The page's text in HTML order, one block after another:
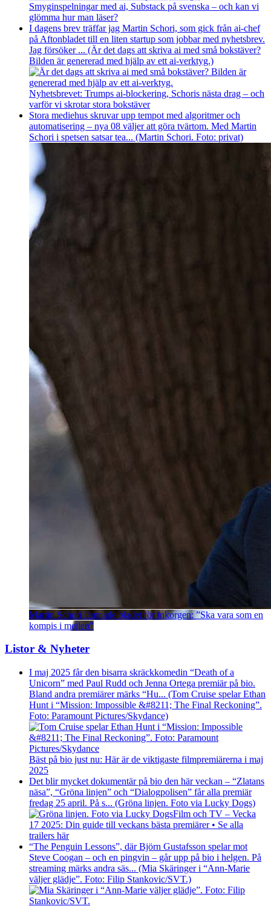
Smyginspelningar med ai, Substack på svenska – och kan vi
glömma hur man läser?
I dagens brev träffar jag Martin Schori, som gick från ai-chef
på Aftonbladet till en liten startup som jobbar med nyhetsbrev.
Jag försöker ... (Är det dags att skriva ai med små bokstäver?
Bilden är genererad med hjälp av ett ai-verktyg.)
Nyhetsbrevet: Trumps ai-blockering, Schoris nästa drag – och
varför vi skrotar stora bokstäver
Stora mediehus skruvar upp tempot med algoritmer och
automatisering – nya 08 väljer att göra tvärtom. Med Martin
Schori i spetsen satsar tea... (Martin Schori. Foto: privat)
Martin Schori lämnade bladet för inkorgen: ”Ska vara som en
kompis i mejlen”
Listor & Nyheter
I maj 2025 får den bisarra skräckkomedin “Death of a
Unicorn” med Paul Rudd och Jenna Ortega premiär på bio.
Bland andra premiärer märks “Hu... (Tom Cruise spelar Ethan
Hunt i “Mission: Impossible &#8211; The Final Reckoning”.
Foto: Paramount Pictures/Skydance)
Bäst på bio just nu: Här är de viktigaste filmpremiärerna i maj
2025
Det blir mycket dokumentär på bio den här veckan – “Zlatans
näsa”, “Gröna linjen” och “Dialogpolisen” får alla premiär
fredag 25 april. På s... (Gröna linjen. Foto via Lucky Dogs)
Film och TV – Vecka
17 2025: Din guide till veckans bästa premiärer • Se alla
trailers här
“The Penguin Lessons”, där Björn Gustafsson spelar mot
Steve Coogan – och en pingvin – går upp på bio i helgen. På
streaming märks andra säs... (Mia Skäringer i “Ann-Marie
väljer glädje”. Foto: Filip Stankovic/SVT.)